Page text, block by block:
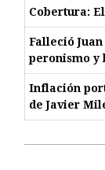
Cobertura:
Falleció
peronismo y
Inflación
de Javier